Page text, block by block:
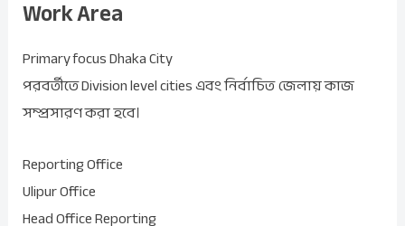
Work Area
Primary focus Dhaka City
পরবর্তীতে Division level cities এবং নির্বাচিত জেলায় কাজ
সম্প্রসারণ করা হবে।
Reporting Office
Ulipur Office
Head Office Reporting